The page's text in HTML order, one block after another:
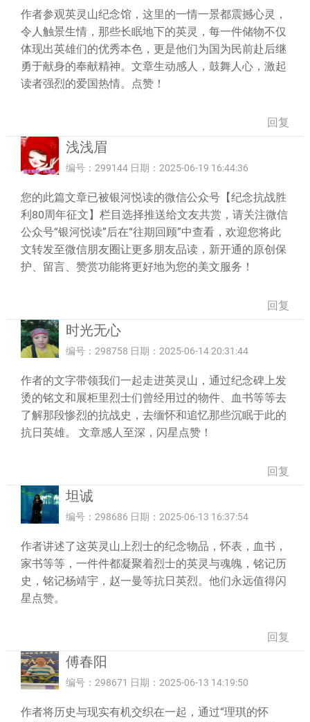
作者参观英灵山纪念馆，这里的一情一景都震撼心灵，
令人触景生情，那些长眠地下的英灵，每一件储物不仅
体现出英雄们的优秀本色，更是他们为国为民前赴后继
勇于献身的奉献精神。文章生动感人，鼓舞人心，激起
读者强烈的爱国热情。点赞！
回复
浅浅眉
编号：299144 日期：2025-06-19 16:44:36
您的此篇文章已被银河悦读的微信公众号【纪念抗战胜
利80周年征文】栏目选择推送给文友共赏，请关注微信
公众号“银河悦读”后在“往期回顾”中查看，欢迎您将此
文转发至微信朋友圈让更多朋友品读，新开通的原创保
护、留言、赞赏功能将更好地为您的美文服务！
回复
时光无心
编号：298758 日期：2025-06-14 20:31:44
作者的文字带领我们一起走进英灵山，通过纪念碑上发
烫的铭文和展柜里烈士们曾经用过的物件、血书等等去
了解那段惨烈的抗战史，去缅怀和追忆那些沉眠于此的
抗日英雄。 文章感人至深，闪星点赞！
回复
坦诚
编号：298686 日期：2025-06-13 16:37:54
作者讲述了这英灵山上烈士的纪念物品，怀表，血书，
家书等等，一件件都凝聚着烈士的英灵与魂魄，铭记历
史，铭记杨靖宇，赵一曼等抗日英烈。他们永远值得闪
星点赞。
回复
傅春阳
编号：298671 日期：2025-06-13 14:19:50
作者将历史与现实有机交织在一起，通过“理琪的怀